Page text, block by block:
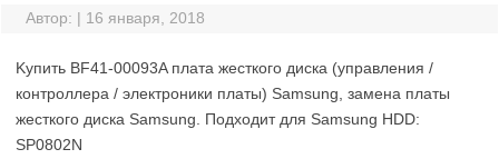
Автор: | 16 января, 2018
Kупить BF41-00093A плата жесткого диска (управления /
контроллера / электроники платы) Samsung, замена платы
жесткого диска Samsung. Подходит для Samsung HDD:
SP0802N